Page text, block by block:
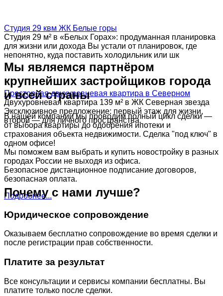
Студия 29 квм ЖК Белые горы
Студия 29 м² в «Белых Горах»: продуманная планировка
для жизни или дохода Вы устали от планировок, где
непонятно, куда поставить холодильник или шк
Просторная двухуровневая квартира в Северном
Двухуровневая квартира 139 м² в ЖК Северная звезда
Эксклюзивное предложение: первый этаж для жизни,
второй — для личного пространства.
Мы являемся партнёром
крупнейших застройщиков города
и всей страны
В нашей компании мы проводим полный цикл сделки —
от выбора квартиры до одобрения ипотеки и
страхования объекта недвижимости. Сделка "под ключ" в
одном офисе!
Мы поможем вам выбрать и купить новостройку в разных
городах России не выходя из офиса.
Безопасное дистанционное подписание договоров,
безопасная оплата.
Подробнее...
Почему с нами лучше?
Юридическое сопровождение
Оказываем бесплатно сопровождение во время сделки и
после регистрации прав собственности.
Платите за результат
Все консультации и сервисы компании бесплатны. Вы
платите только после сделки.